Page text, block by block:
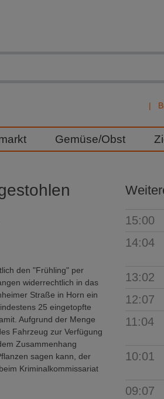
Gemüse/Obst
den "Frühling" per
widerrechtlich in das
Straße in Horn ein
25 eingetopfte
Aufgrund der Menge
Fahrzeug zur Verfügung
Zusammenhang
sagen kann, der
Kriminalkommissariat
15:00
14:04
13:02
12:07
11:04
10:01
09:07